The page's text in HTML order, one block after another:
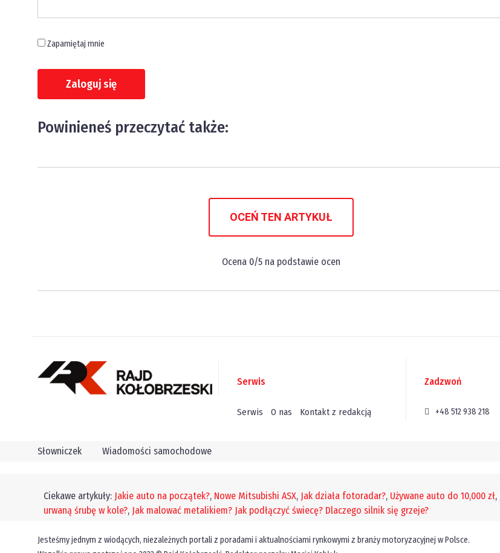
Zapamiętaj mnie
Powinieneś przeczytać także:
OCEŃ TEN ARTYKUŁ
Ocena 0/5 na podstawie ocen
Serwis
Serwis O nas Kontakt z redakcją
Zadzwoń
+48 512 938 218
Słowniczek Wiadomości samochodowe
Ciekawe artykuły: Jakie auto na początek?, Nowe Mitsubishi ASX, Jak działa fotoradar?, Używane auto do 10,000 zł,
urwaną śrubę w kole?, Jak malować metalikiem? Jak podłączyć świecę? Dlaczego silnik się grzeje?
Jesteśmy jednym z wiodących, niezależnych portali z poradami i aktualnościami rynkowymi z branży motoryzacyjnej w Polsce.